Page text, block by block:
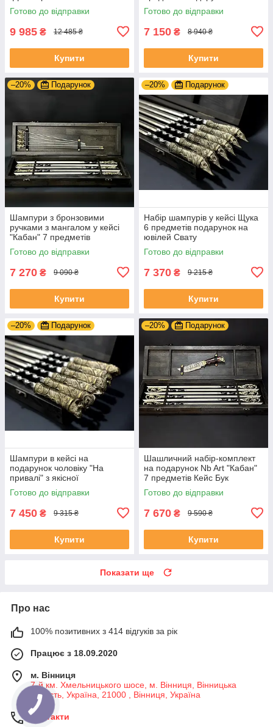
виделкою для зняття
шашлику
Готово до відправки
9 985 ₴ 12 485 ₴
Купити
коханому чоловікові
Готово до відправки
7 150 ₴ 8 940 ₴
Купити
–20% Подарунок
Шампури з бронзовими
ручками з мангалом у кейсі
"Кабан" 7 предметів
подарунок коханому
чоловікові на річницю
Готово до відправки
7 270 ₴ 9 090 ₴
Купити
–20% Подарунок
Набір шампурів у кейсі Щука
6 предметів подарунок на
ювілей Свату
Готово до відправки
7 370 ₴ 9 215 ₴
Купити
–20% Подарунок
Шампури в кейсі на
подарунок чоловіку "На
привалі" з якісної
нержавіючої сталі
Готово до відправки
7 450 ₴ 9 315 ₴
Купити
–20% Подарунок
Шашличний набір-комплект
на подарунок Nb Art "Кабан"
7 предметів Кейс Бук
Готово до відправки
7 670 ₴ 9 590 ₴
Купити
Показати ще
Про нас
100% позитивних з 414 відгуків за рік
Працює з 18.09.2020
м. Вінниця
7-й км. Хмельницького шосе, м. Вінниця, Вінницька
область, Україна, 21000 , Вінниця, Україна
Контакти